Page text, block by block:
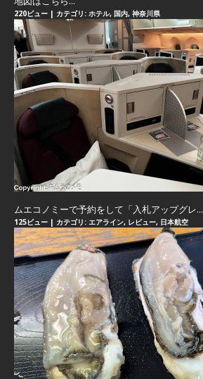
220ビュー | カテゴリ: ホテル, 国内, 神奈川県
ムエコノミーで予約をして「入札アップグレ...
125ビュー | カテゴリ: エアライン, レビュー, 日本航空